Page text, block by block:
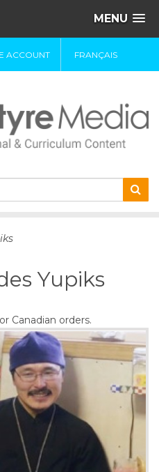
MENU
ACCOUNT FRANÇAIS
Yupiks
Canadian orders.